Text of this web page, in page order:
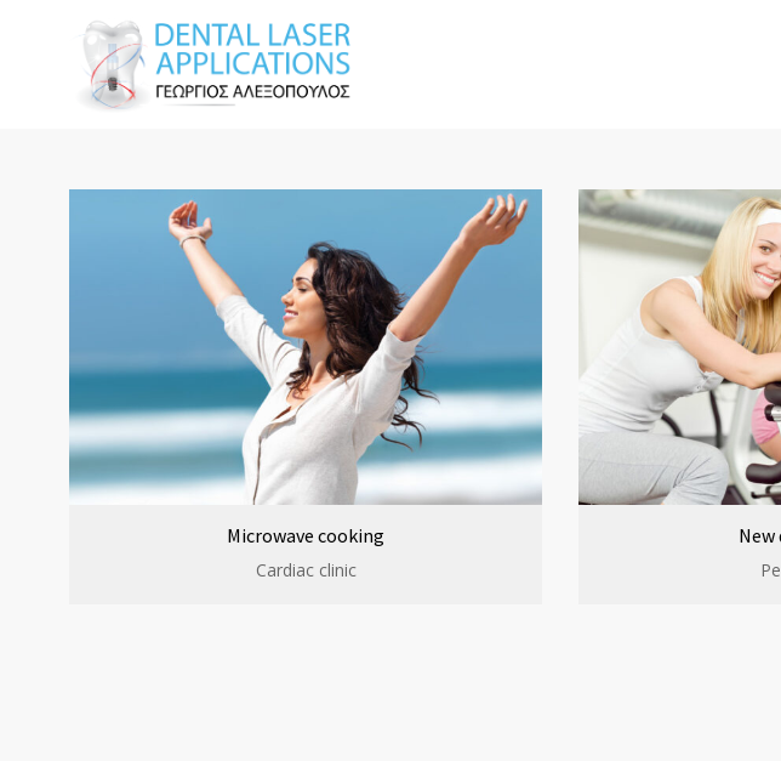
Microwave cooking
Cardiac clinic
New